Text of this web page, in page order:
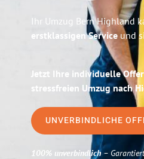
Ihr Umzug Bern Highland
erstklassigen Service und
Jetzt Ihre individuelle
stressfreien Umzug nach
UNVERBINDLICHE
100% unverbindlich–